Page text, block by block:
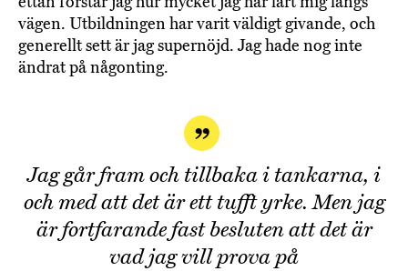
vägen. Utbildningen har varit väldigt givande, och
generellt sett är jag supernöjd. Jag hade nog inte
ändrat på någonting.
Jag går fram och tillbaka i tankarna, i
och med att det är ett tufft yrke. Men jag
är fortfarande fast besluten att det är
vad jag vill prova på